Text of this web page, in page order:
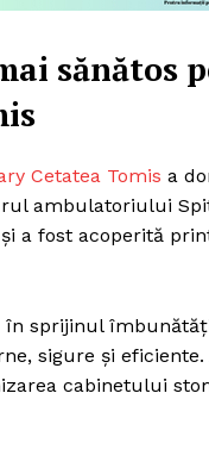
sănătos
Cetatea Tomis a
ambulatoriului
a fost acoperită
în sprijinul
sigure și
cabinetului